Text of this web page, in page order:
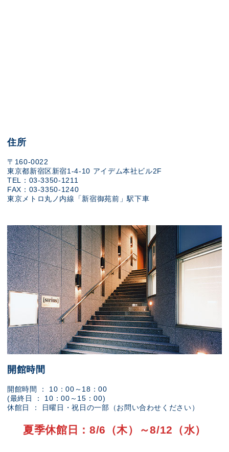
住所
〒160-0022
東京都新宿区新宿1-4-10 アイデム本社ビル2F
TEL：03-3350-1211
FAX：03-3350-1240
東京メトロ丸ノ内線「新宿御苑前」駅下車
開館時間
開館時間 ： 10：00～18：00
(最終日 ： 10：00～15：00)
休館日 ： 日曜日・祝日の一部（お問い合わせください）
夏季休館日：8/6（木）～8/12（水）